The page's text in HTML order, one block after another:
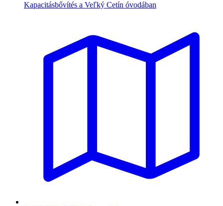
Kapacitásbővítés a Veľký Cetín óvodában